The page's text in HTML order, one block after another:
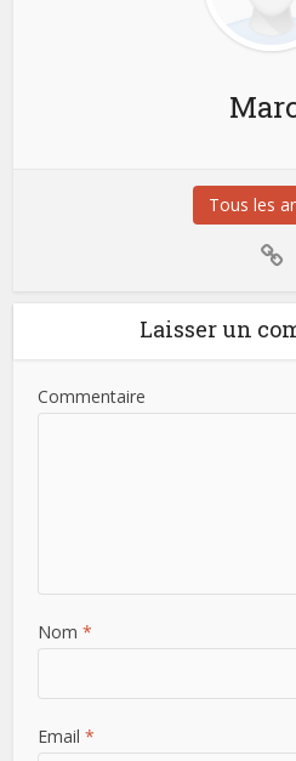
Tous les
Laisser un
Commentaire
Nom *
Email *